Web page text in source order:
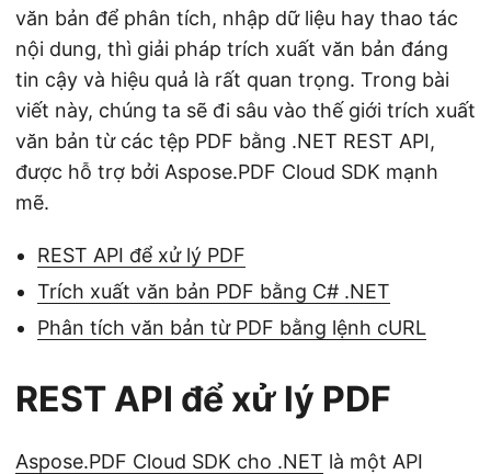
văn bản để phân tích, nhập dữ liệu hay thao tác
nội dung, thì giải pháp trích xuất văn bản đáng
tin cậy và hiệu quả là rất quan trọng. Trong bài
viết này, chúng ta sẽ đi sâu vào thế giới trích xuất
văn bản từ các tệp PDF bằng .NET REST API,
được hỗ trợ bởi Aspose.PDF Cloud SDK mạnh
mẽ.
REST API để xử lý PDF
Trích xuất văn bản PDF bằng C# .NET
Phân tích văn bản từ PDF bằng lệnh cURL
REST API để xử lý PDF
Aspose.PDF Cloud SDK cho .NET là một API